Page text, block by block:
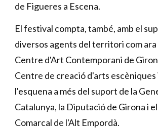
de Figueres a Escena.
El festival compta, també, amb el
diversos agents del territori com ara
Centre d'Art Contemporani de
Centre de creació d'arts escèniques
l'esquena a més del suport de la
Catalunya, la Diputació de Girona i
Comarcal de l'Alt Empordà.